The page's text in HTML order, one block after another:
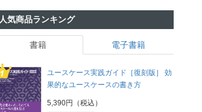
人気商品ランキング
書籍 電子書籍
ユースケース実践ガイド［復刻版］ 効
果的なユースケースの書き方
5,390円（税込）